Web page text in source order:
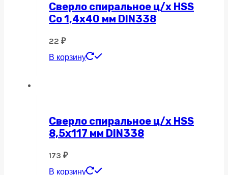
Сверло спиральное ц/х HSS
Co 1,4х40 мм DIN338
22 ₽
В корзину
Сверло спиральное ц/х HSS
8,5х117 мм DIN338
173 ₽
В корзину